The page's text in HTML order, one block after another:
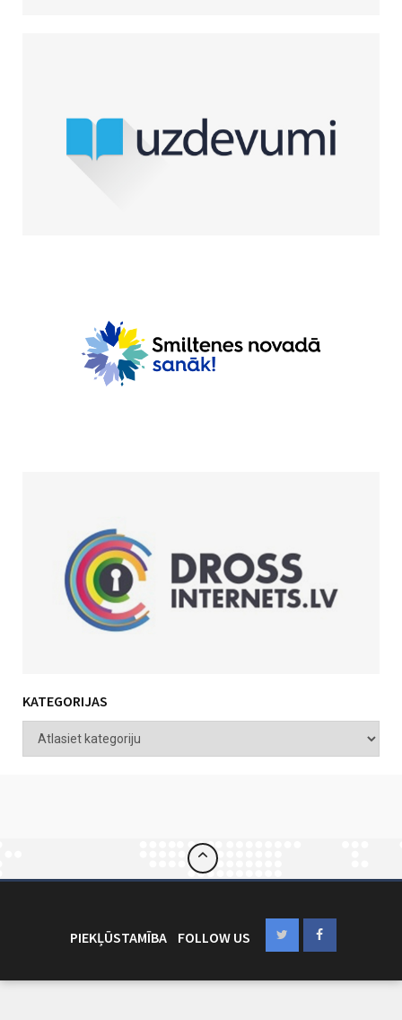
KATEGORIJAS
PIEKĻŪSTAMĪBA FOLLOW US